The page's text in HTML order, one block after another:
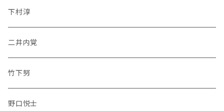
下村淳
二井内覚
竹下努
野口悦士